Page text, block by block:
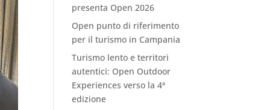
presenta Open 2026
Open punto di riferimento
per il turismo in Campania
Turismo lento e territori
autentici: Open Outdoor
Experiences verso la 4ª
edizione